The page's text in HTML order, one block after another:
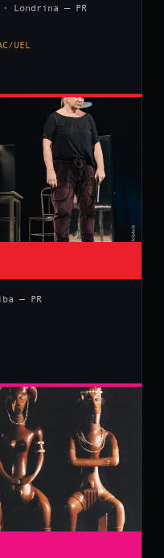
Londrina — PR
UEL
— PR